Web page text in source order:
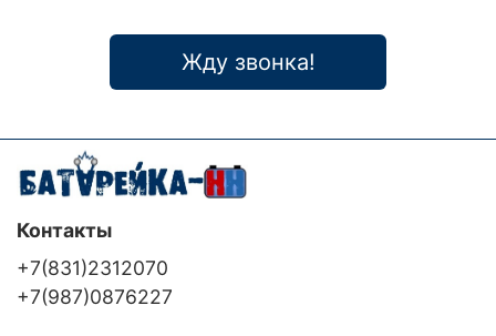
Жду звонка!
Контакты
+7(831)2312070
+7(987)0876227